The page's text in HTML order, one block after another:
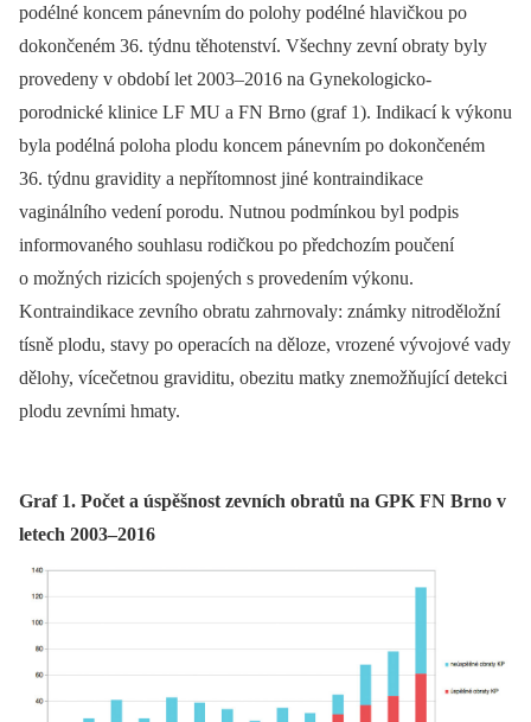
podélné koncem pánevním do polohy podélné hlavičkou po
dokončeném 36. týdnu těhotenství. Všechny zevní obraty byly
provedeny v období let 2003–2016 na Gynekologicko-
porodnické klinice LF MU a FN Brno (graf 1). Indikací k výkonu
byla podélná poloha plodu koncem pánevním po dokončeném
36. týdnu gravidity a nepřítomnost jiné kontraindikace
vaginálního vedení porodu. Nutnou podmínkou byl podpis
informovaného souhlasu rodičkou po předchozím poučení
o možných rizicích spojených s provedením výkonu.
Kontraindikace zevního obratu zahrnovaly: známky nitroděložní
tísně plodu, stavy po operacích na děloze, vrozené vývojové vady
dělohy, vícečetnou graviditu, obezitu matky znemožňující detekci
plodu zevními hmaty.
Graf 1. Počet a úspěšnost zevních obratů na GPK FN Brno v
letech 2003–2016